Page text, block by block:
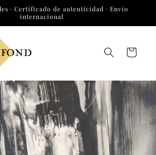
· Certificado de autenticidad · Envío
internacional
Carrito